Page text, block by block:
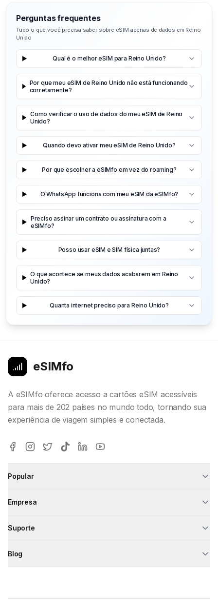
Perguntas frequentes
Tudo o que você precisa saber sobre eSIM apenas de dados em Reino
Unido
Qual é o melhor eSIM para Reino Unido?
Por que meu eSIM de Reino Unido não está funcionando
corretamente?
Como verificar o uso de dados do meu eSIM de Reino
Unido?
Quando devo ativar meu eSIM de Reino Unido?
Por que escolher a eSIMfo em vez do roaming?
O WhatsApp funciona com meu eSIM da eSIMfo?
Preciso assinar um contrato ou assinatura com a
eSIMfo?
Posso usar eSIM e SIM física juntas?
O que acontece se meus dados acabarem em Reino
Unido?
Quanta internet preciso para Reino Unido?
eSIMfo
A eSIMfo oferece acesso a cartões eSIM acessíveis
para mais de 202 países no mundo todo, tornando sua
experiência de viagem simples e conectada.
Popular
Empresa
Suporte
Blog